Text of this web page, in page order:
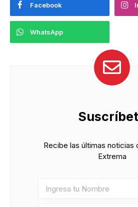
Facebook
WhatsApp
Recibe las últimas noticias
Extrema